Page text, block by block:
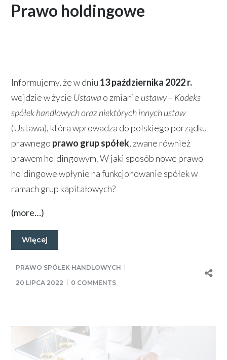
Prawo holdingowe
Informujemy, że w dniu 13 października 2022 r.
wejdzie w życie Ustawa o zmianie ustawy – Kodeks
spółek handlowych oraz niektórych innych ustaw
(Ustawa), która wprowadza do polskiego porządku
prawnego prawo grup spółek, zwane również
prawem holdingowym. W jaki sposób nowe prawo
holdingowe wpłynie na funkcjonowanie spółek w
ramach grup kapitałowych?
(more…)
Więcej
PRAWO SPÓŁEK HANDLOWYCH
20 LIPCA 2022
0 COMMENTS